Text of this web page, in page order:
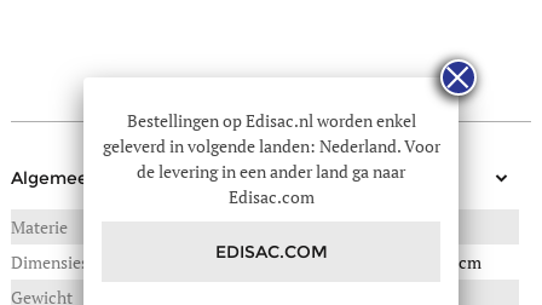
Algemeen
Materie
Dimensies
40(B) x 1(L) x 40(H) in cm
Gewicht
Bestellingen op Edisac.nl worden enkel
geleverd in volgende landen: Nederland. Voor
de levering in een ander land ga naar
Edisac.com
EDISAC.COM